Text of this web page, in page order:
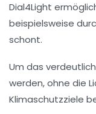
Dial4Light
beispielsweise
schont.
Um das
werden, ohne die
Klimaschutzziele